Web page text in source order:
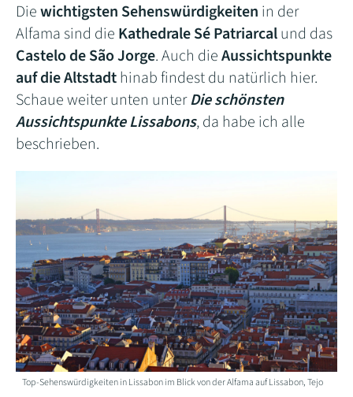
Diewichtigsten Sehenswürdigkeiten in der
Alfama sind die Kathedrale Sé Patriarcalund das
Castelo de São Jorge. Auch dieAussichtspunkte
auf die Altstadthinab findest du natürlich hier.
Schaue weiter unten unterDie schönsten
Aussichtspunkte Lissabons, da habe ich alle
beschrieben.
Top-Sehenswürdigkeiten in Lissabon im Blick von der Alfama auf Lissabon, Tejo